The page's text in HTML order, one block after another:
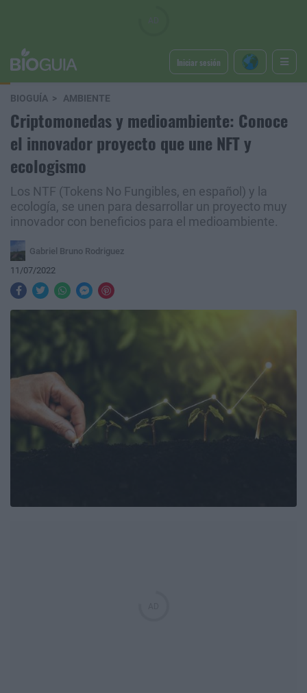
Iniciar sesión
BIOGUÍA AMBIENTE
Criptomonedas y medioambiente: Conoce
el innovador proyecto que une NFT y
ecologismo
Los NTF (Tokens No Fungibles, en español) y la
ecología, se unen para desarrollar un proyecto muy
innovador con beneficios para el medioambiente.
Gabriel Bruno Rodriguez
11/07/2022